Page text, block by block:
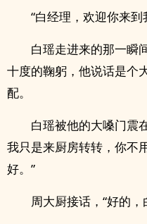
“白经理，欢迎你来到
白瑶走进来的那一瞬
十度的鞠躬，他说话是个
配。
白瑶被他的大嗓门震
我只是来厨房转转，你不
好。”
周大厨接话，“好的